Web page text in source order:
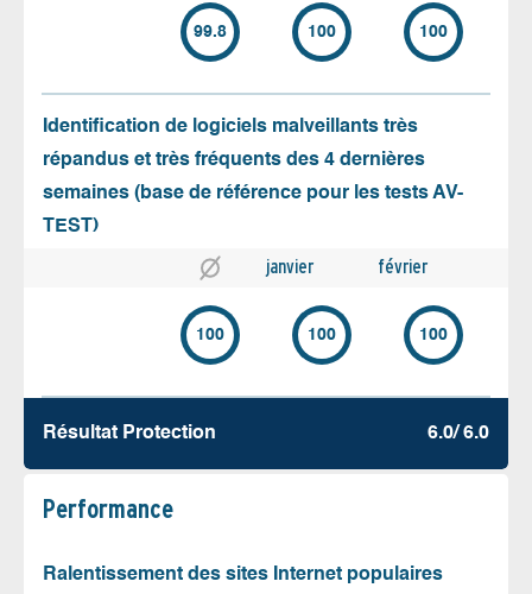
99.8 100 100
Identification de logiciels malveillants très
répandus et très fréquents des 4 dernières
semaines (base de référence pour les tests AV-
TEST)
janvier février
100 100 100
Résultat Protection 6.0/ 6.0
Performance
Ralentissement des sites Internet populaires